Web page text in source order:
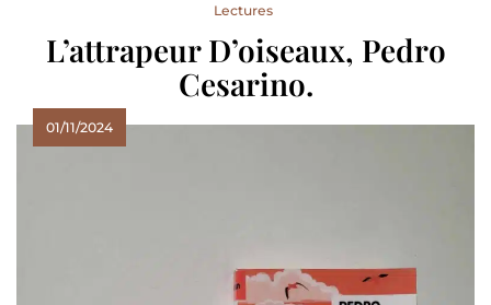
Lectures
L’attrapeur D’oiseaux, Pedro
Cesarino.
01/11/2024